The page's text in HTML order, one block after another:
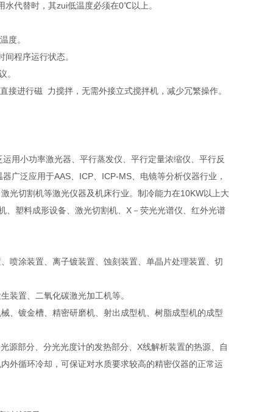
代替时，其zui低温度必须在0℃以上。
度。
程序运行状态。
。
接进行磁 力搅拌，无需外接立式搅拌机，减少冗繁操作。
用小功率激光器、平行蒸发仪、平行定量浓缩仪、平行反
广泛应用于AAS、ICP、ICP-MS、电镜等分析仪器行业，
光切割机等激光仪器及机床行业。制冷能力在10KW以上大
塑料成形设备、激光切割机、X－荧光光谱仪、红外光谱
喷涂装置、离子镀装置、蚀刻装置、单晶片处理装置、切
装置、二氧化碳激光加工机等。
、镀金槽、精密研磨机、射出成型机、树脂成型机的成型
源部分、分光光度计的发热部分、X线解析装置的热源、自
外循环冷却，可保证对水质要求较高的精密仪器的正常运